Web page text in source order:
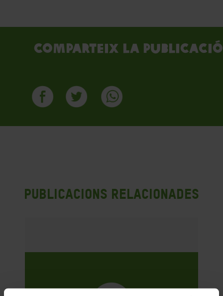
Comparteix la publicació
Publicacions Relacionades